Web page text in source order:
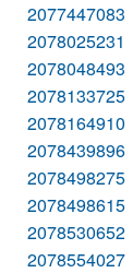
2077447083
2078025231
2078048493
2078133725
2078164910
2078439896
2078498275
2078498615
2078530652
2078554027